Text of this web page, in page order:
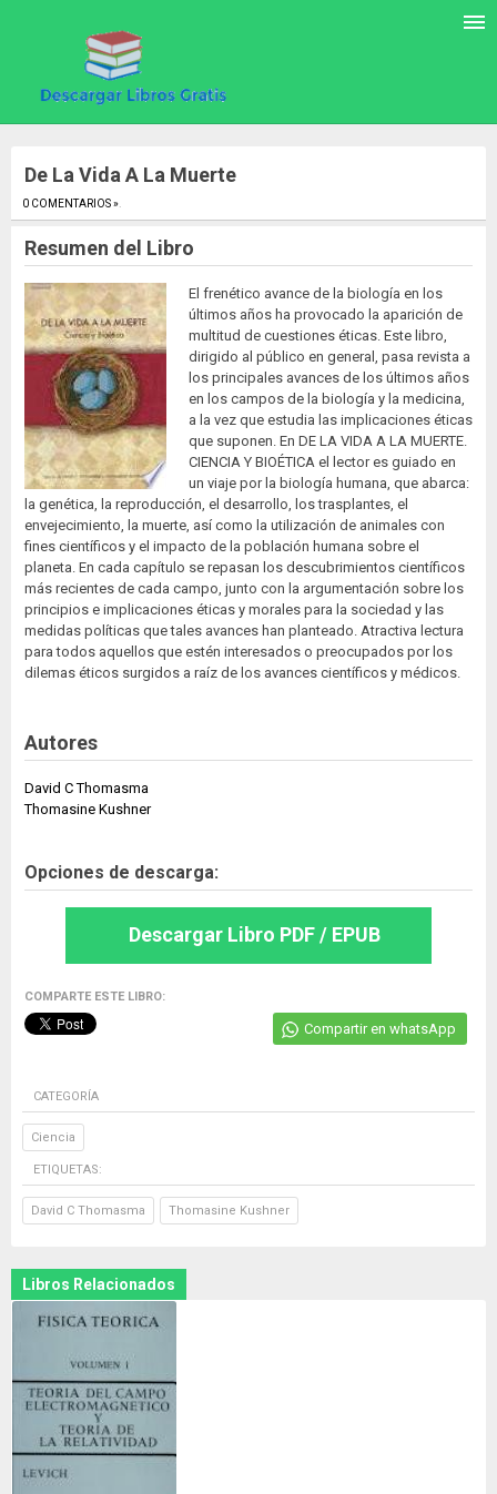
De La Vida A La Muerte
0 COMENTARIOS ».
Resumen del Libro
El frenético avance de la biología en los
últimos años ha provocado la aparición de
multitud de cuestiones éticas. Este libro,
dirigido al público en general, pasa revista a
los principales avances de los últimos años
en los campos de la biología y la medicina,
a la vez que estudia las implicaciones éticas
que suponen. En DE LA VIDA A LA MUERTE.
CIENCIA Y BIOÉTICA el lector es guiado en
un viaje por la biología humana, que abarca:
la genética, la reproducción, el desarrollo, los trasplantes, el
envejecimiento, la muerte, así como la utilización de animales con
fines científicos y el impacto de la población humana sobre el
planeta. En cada capítulo se repasan los descubrimientos científicos
más recientes de cada campo, junto con la argumentación sobre los
principios e implicaciones éticas y morales para la sociedad y las
medidas políticas que tales avances han planteado. Atractiva lectura
para todos aquellos que estén interesados o preocupados por los
dilemas éticos surgidos a raíz de los avances científicos y médicos.
Autores
David C Thomasma
Thomasine Kushner
Opciones de descarga:
Descargar Libro PDF / EPUB
COMPARTE ESTE LIBRO:
Compartir en whatsApp
CATEGORÍA
Ciencia
ETIQUETAS:
David C Thomasma Thomasine Kushner
Libros Relacionados